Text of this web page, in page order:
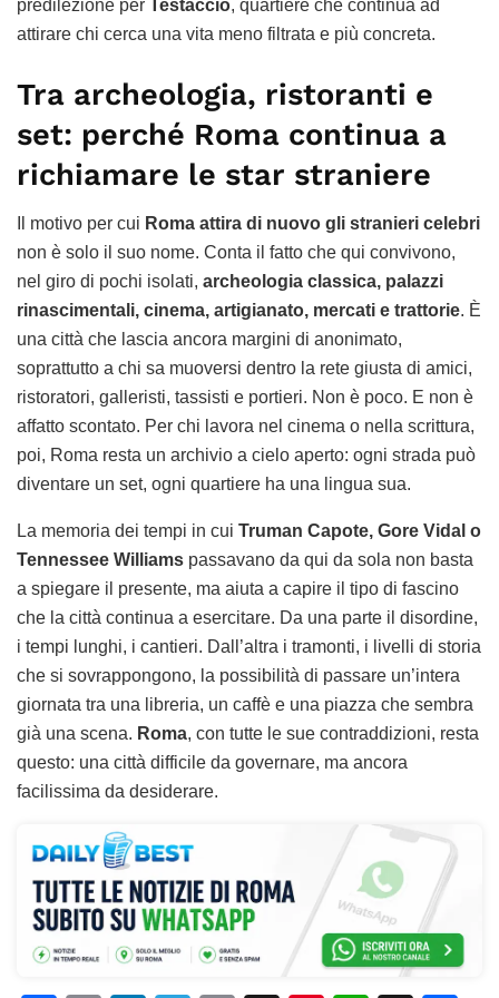
predilezione per Testaccio, quartiere che continua ad
attirare chi cerca una vita meno filtrata e più concreta.
Tra archeologia, ristoranti e
set: perché Roma continua a
richiamare le star straniere
Il motivo per cui Roma attira di nuovo gli stranieri celebri
non è solo il suo nome. Conta il fatto che qui convivono,
nel giro di pochi isolati, archeologia classica, palazzi
rinascimentali, cinema, artigianato, mercati e trattorie. È
una città che lascia ancora margini di anonimato,
soprattutto a chi sa muoversi dentro la rete giusta di amici,
ristoratori, galleristi, tassisti e portieri. Non è poco. E non è
affatto scontato. Per chi lavora nel cinema o nella scrittura,
poi, Roma resta un archivio a cielo aperto: ogni strada può
diventare un set, ogni quartiere ha una lingua sua.
La memoria dei tempi in cui Truman Capote, Gore Vidal o
Tennessee Williams passavano da qui da sola non basta
a spiegare il presente, ma aiuta a capire il tipo di fascino
che la città continua a esercitare. Da una parte il disordine,
i tempi lunghi, i cantieri. Dall’altra i tramonti, i livelli di storia
che si sovrappongono, la possibilità di passare un’intera
giornata tra una libreria, un caffè e una piazza che sembra
già una scena. Roma, con tutte le sue contraddizioni, resta
questo: una città difficile da governare, ma ancora
facilissima da desiderare.